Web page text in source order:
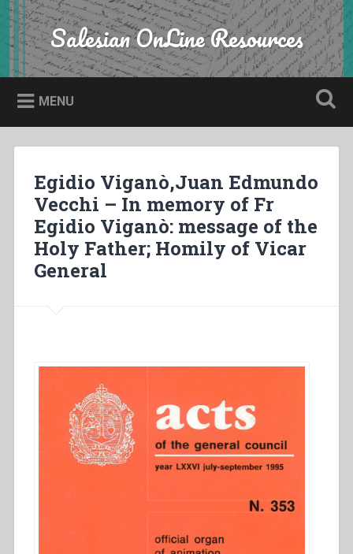
Skip
to
content
Search Salesian OnLine Resources
MENU
Egidio Viganò,Juan Edmundo
Vecchi – In memory of Fr
Egidio Viganò: message of the
Holy Father; Homily of Vicar
General